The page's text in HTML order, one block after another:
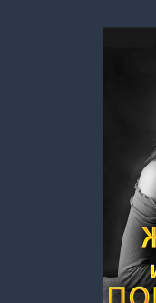
ТРОИЦКАЯ)